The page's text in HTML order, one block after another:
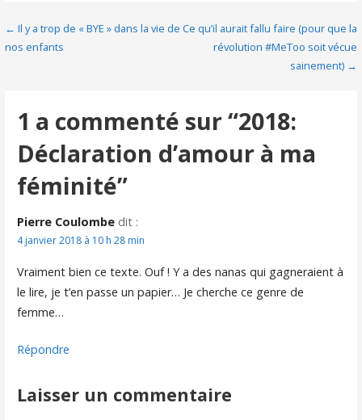
o
o
er
Navigation
← Il y a trop de « BYE » dans la vie de
nos enfants
Ce qu’il aurait fallu faire (pour que la
révolution #MeToo soit vécue
sainement) →
1 a commenté sur“2018:
Déclaration d’amour à ma
féminité”
Pierre Coulombe dit :
4 janvier 2018 à 10 h 28 min
Vraiment bien ce texte. Ouf ! Y a des nanas qui gagneraient à
le lire, je t’en passe un papier… Je cherche ce genre de
femme…
Répondre
Laisser un commentaire